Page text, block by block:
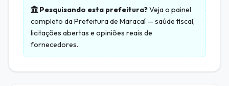
Pesquisando esta prefeitura?Veja o painel
completo daPrefeitura de Maracaí — saúde fiscal,
licitações abertas e opiniões reais de
fornecedores.